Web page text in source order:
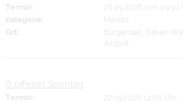
Termin:
Kategorie:
Märkte
Ort:
Bürgersaal, Dekan-
Altdorf
6. offener Sonntag
Termin: